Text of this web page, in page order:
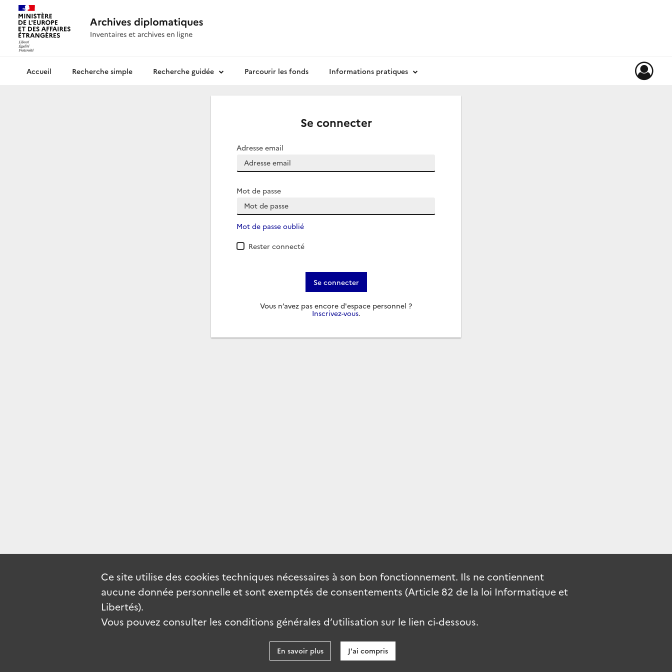
Archives diplomatiquesRecherche simple Recherche guidée Parcourir les fonds Informations pratiques
Se connecter
Adresse email
Mot de passe
Mot de passe oublié
Rester connecté
Se connecter
Vous n’avez pas encore d'espace personnel ?
Inscrivez-vous.
Ce site utilise des cookies techniques nécessaires à son bon fonctionnement. Ils ne contiennent
aucune donnée personnelle et sont exemptés de consentements (Article 82 de la loi Informatique et
Libertés).
Vous pouvez consulter les conditions générales d’utilisation sur le lien ci-dessous.
En savoir plus J'ai compris